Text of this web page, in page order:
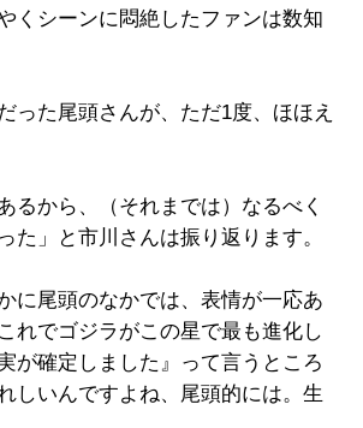
シーンに悶絶したファンは数知
った尾頭さんが、ただ1度、ほほえ
るから、（それまでは）なるべく
た」と市川さんは振り返ります。
に尾頭のなかでは、表情が一応あ
れでゴジラがこの星で最も進化し
が確定しました』って言うところ
しいんですよね、尾頭的には。生